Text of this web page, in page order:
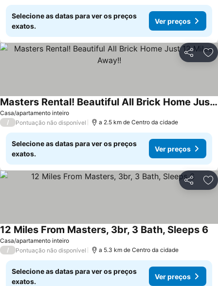
Selecione as datas para ver os preços
exatos.
Ver preços
Partilhar
Casa/apartamento inteiro
Masters Rental! Beautiful All Brick Home Just 12 Miles Away!!
/ Pontuação não disponível a 2.5 km de Centro da cidade
Selecione as datas para ver os preços
exatos.
Ver preços
Partilhar
Casa/apartamento inteiro
12 Miles From Masters, 3br, 3 Bath, Sleeps 6
/ Pontuação não disponível a 5.3 km de Centro da cidade
Selecione as datas para ver os preços
exatos.
Ver preços